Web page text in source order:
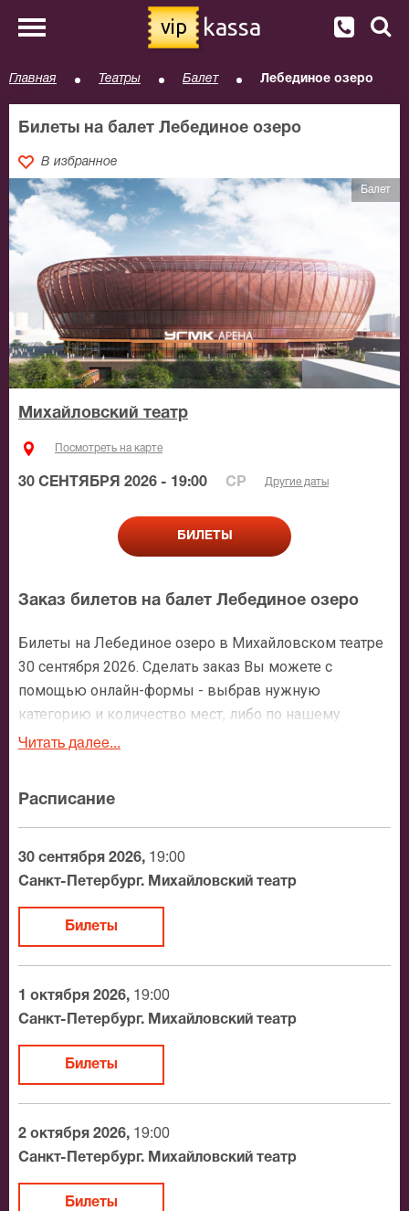
vip kassa
Главная Театры Балет Лебединое озеро
Билеты на балет Лебединое озеро
В избранное
Балет
Михайловский театр
Посмотреть на карте
30 СЕНТЯБРЯ 2026 - 19:00 СР Другие даты
БИЛЕТЫ
Заказ билетов на балет Лебединое озеро
Билеты на Лебединое озеро в Михайловском театре
30 сентября 2026. Сделать заказ Вы можете с
помощью онлайн-формы - выбрав нужную
категорию и количество мест, либо по нашему
номеру телефона: +7 (495) 921-35-00. После
мероприятии, о расположении мест в зрительном
зале, о том как заказать билет и утвердит адрес
доставки.
После бронирования билетов, ожидайте доставку по
Москве в течение не более 2-х часов. Бесплатная
доставка билетов осуществляется в пределах МКАД
возле метро или в пешей доступности. Оплатить
Банковским переводом
Наличными
Яндекс.Деньги
Связной
Читать далее...
Расписание
30 сентября 2026, 19:00
Санкт-Петербург. Михайловский театр
Билеты
1 октября 2026, 19:00
Санкт-Петербург. Михайловский театр
Билеты
2 октября 2026, 19:00
Санкт-Петербург. Михайловский театр
Билеты